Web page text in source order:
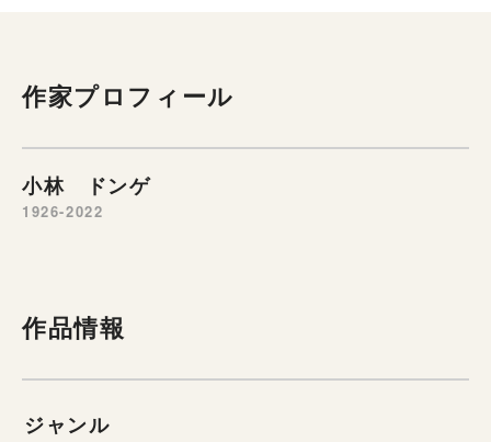
作家プロフィール
小林 ドンゲ
1926-2022
作品情報
ジャンル